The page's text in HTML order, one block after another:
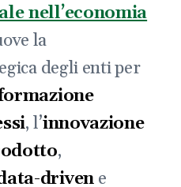
nell’economia
la
degli enti per
, l’innovazione
,
drivene